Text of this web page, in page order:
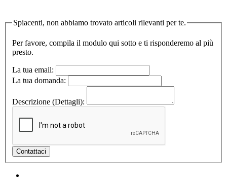
Spiacenti, non abbiamo trovato articoli rilevanti per te.
Per favore, compila il modulo qui sotto e ti risponderemo al più
presto.
La tua email:
La tua domanda:
Descrizione (Dettagli):